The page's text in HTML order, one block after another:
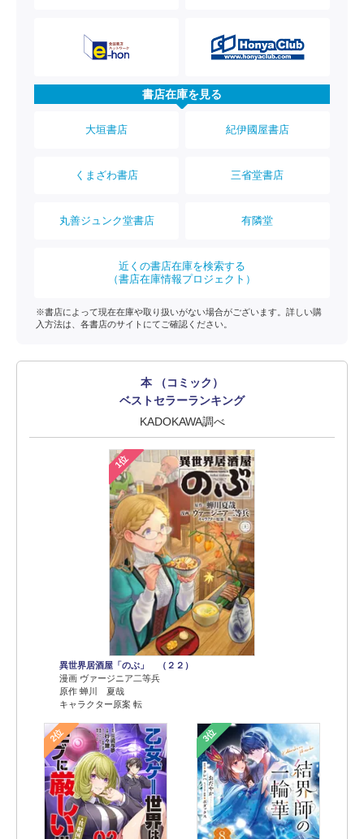
書店在庫を見る
大垣書店 紀伊國屋書店
くまざわ書店 三省堂書店
丸善ジュンク堂書店 有隣堂
近くの書店在庫を検索する
（書店在庫情報プロジェクト）
※書店によって現在在庫や取り扱いがない場合がございます。詳しい購
入方法は、各書店のサイトにてご確認ください。
本 （コミック）
ベストセラーランキング
KADOKAWA調べ
1位
異世界居酒屋「のぶ」 （２２）
漫画 ヴァージニア二等兵
原作 蝉川 夏哉
キャラクター原案 転
2位 3位